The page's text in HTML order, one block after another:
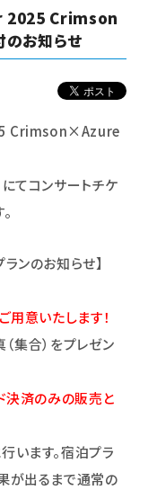
2025 Crimson
お知らせ
Crimson×Azure
てコンサートチケ
ンのお知らせ】
用意いたします！
集合）をプレゼン
決済のみの販売と
います。宿泊プラ
が出るまで通常の